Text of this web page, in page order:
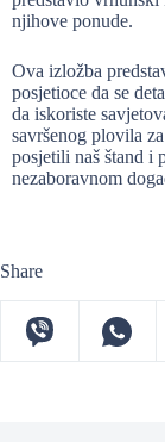
njihove ponude.
Ova izložba
posjetioce da se
da iskoriste
savršenog plovila
posjetili naš štand i
nezaboravnom
Share